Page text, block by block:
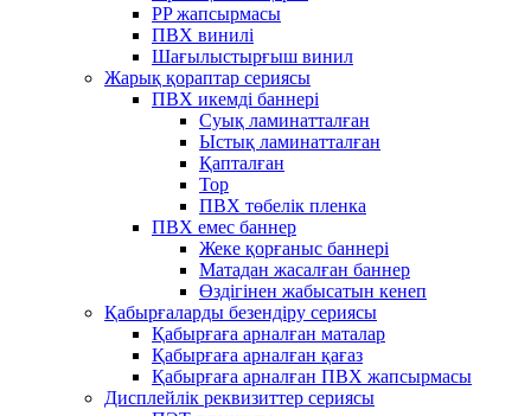
PP жапсырмасы
ПВХ винилі
Шағылыстырғыш винил
Жарық қораптар сериясы
ПВХ икемді баннері
Суық ламинатталған
Ыстық ламинатталған
Қапталған
Тор
ПВХ төбелік пленка
ПВХ емес баннер
Жеке қорғаныс баннері
Матадан жасалған баннер
Өздігінен жабысатын кенеп
Қабырғаларды безендіру сериясы
Қабырғаға арналған маталар
Қабырғаға арналған қағаз
Қабырғаға арналған ПВХ жапсырмасы
Дисплейлік реквизиттер сериясы